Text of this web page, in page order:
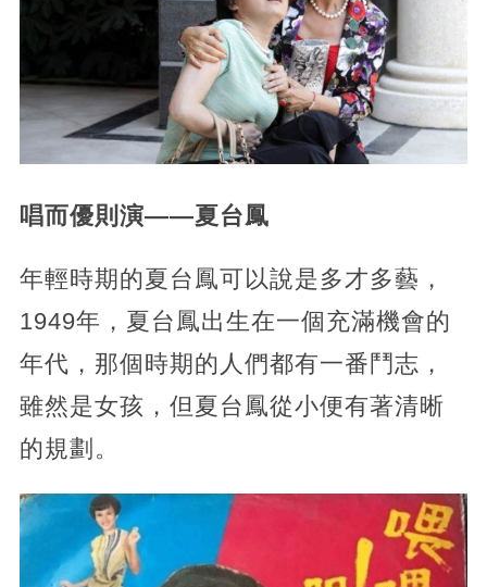
唱而優則演——夏台鳳
年輕時期的夏台鳳可以說是多才多藝，
1949年，夏台鳳出生在一個充滿機會的
年代，那個時期的人們都有一番鬥志，
雖然是女孩，但夏台鳳從小便有著清晰
的規劃。